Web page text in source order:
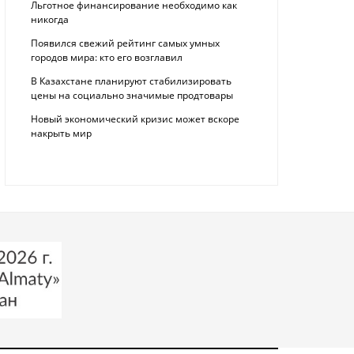
Льготное финансирование необходимо как
никогда
Появился свежий рейтинг самых умных
городов мира: кто его возглавил
В Казахстане планируют стабилизировать
цены на социально значимые продтовары
Новый экономический кризис может вскоре
накрыть мир